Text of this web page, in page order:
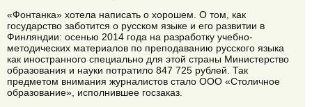
«Фонтанка» хотела написать о хорошем. О том, как
государство заботится о русском языке и его развитии в
Финляндии: осенью 2014 года на разработку учебно-
методических материалов по преподаванию русского языка
как иностранного специально для этой страны Министерство
образования и науки потратило 847 725 рублей. Так
предметом внимания журналистов стало ООО «Столичное
образование», исполнившее госзаказ.